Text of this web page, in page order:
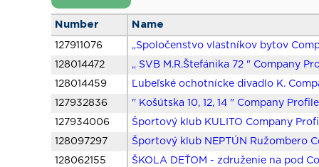
Number Name
127911076
„Spoločenstvo vlastníkov bytov
128014472
„ SVB M.R.Štefánika 72 " Company
128014459
Ľubeľské ochotnícke divadlo K.
127932836
" Košútska 10, 12, 14 " Company Profile
127934006
Športový klub KULITO Company
128097297
Športový klub NEPTÚN Ružombero
128062155
ŠKOLA DEŤOM - združenie na pod